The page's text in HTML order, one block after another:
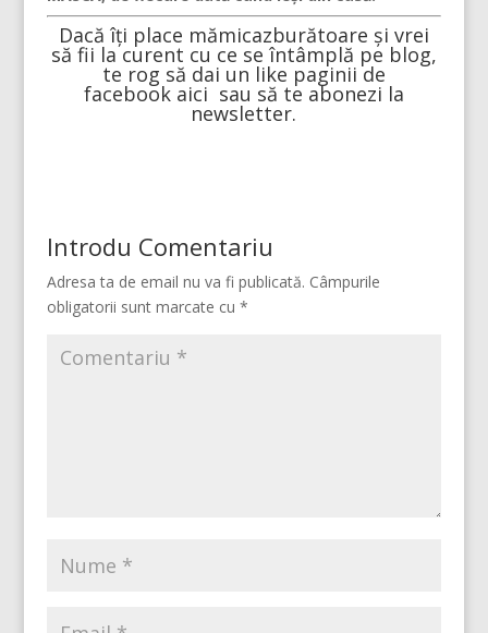
Dacă îți place mămicazburătoare și vrei
să fii la curent cu ce se întâmplă pe blog,
te rog să dai un like paginii de
facebook aici sau să te abonezi la
newsletter.
Introdu Comentariu
Adresa ta de email nu va fi publicată. Câmpurile
obligatorii sunt marcate cu *